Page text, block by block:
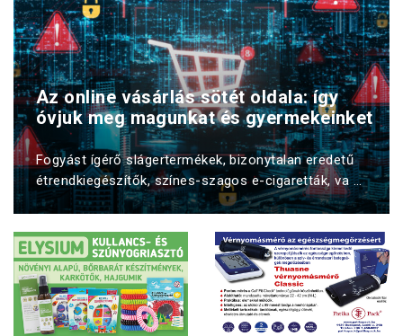
Az online vásárlás sötét oldala: így
óvjuk meg magunkat és gyermekeinket
Fogyást ígérő slágertermékek, bizonytalan eredetű
étrendkiegészítők, színes-szagos e-cigaretták, va ...